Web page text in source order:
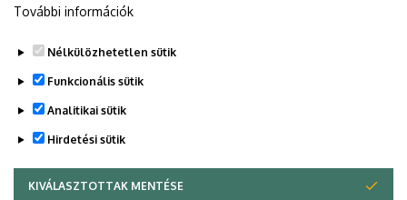
Legutóbbi frissítés: 2023. 03. 26. 20:02
További információk
Nélkülözhetetlen sütik
Funkcionális sütik
Analitikai sütik
Hirdetési sütik
KIVÁLASZTOTTAK MENTÉSE
WITHDRAW CONSENT